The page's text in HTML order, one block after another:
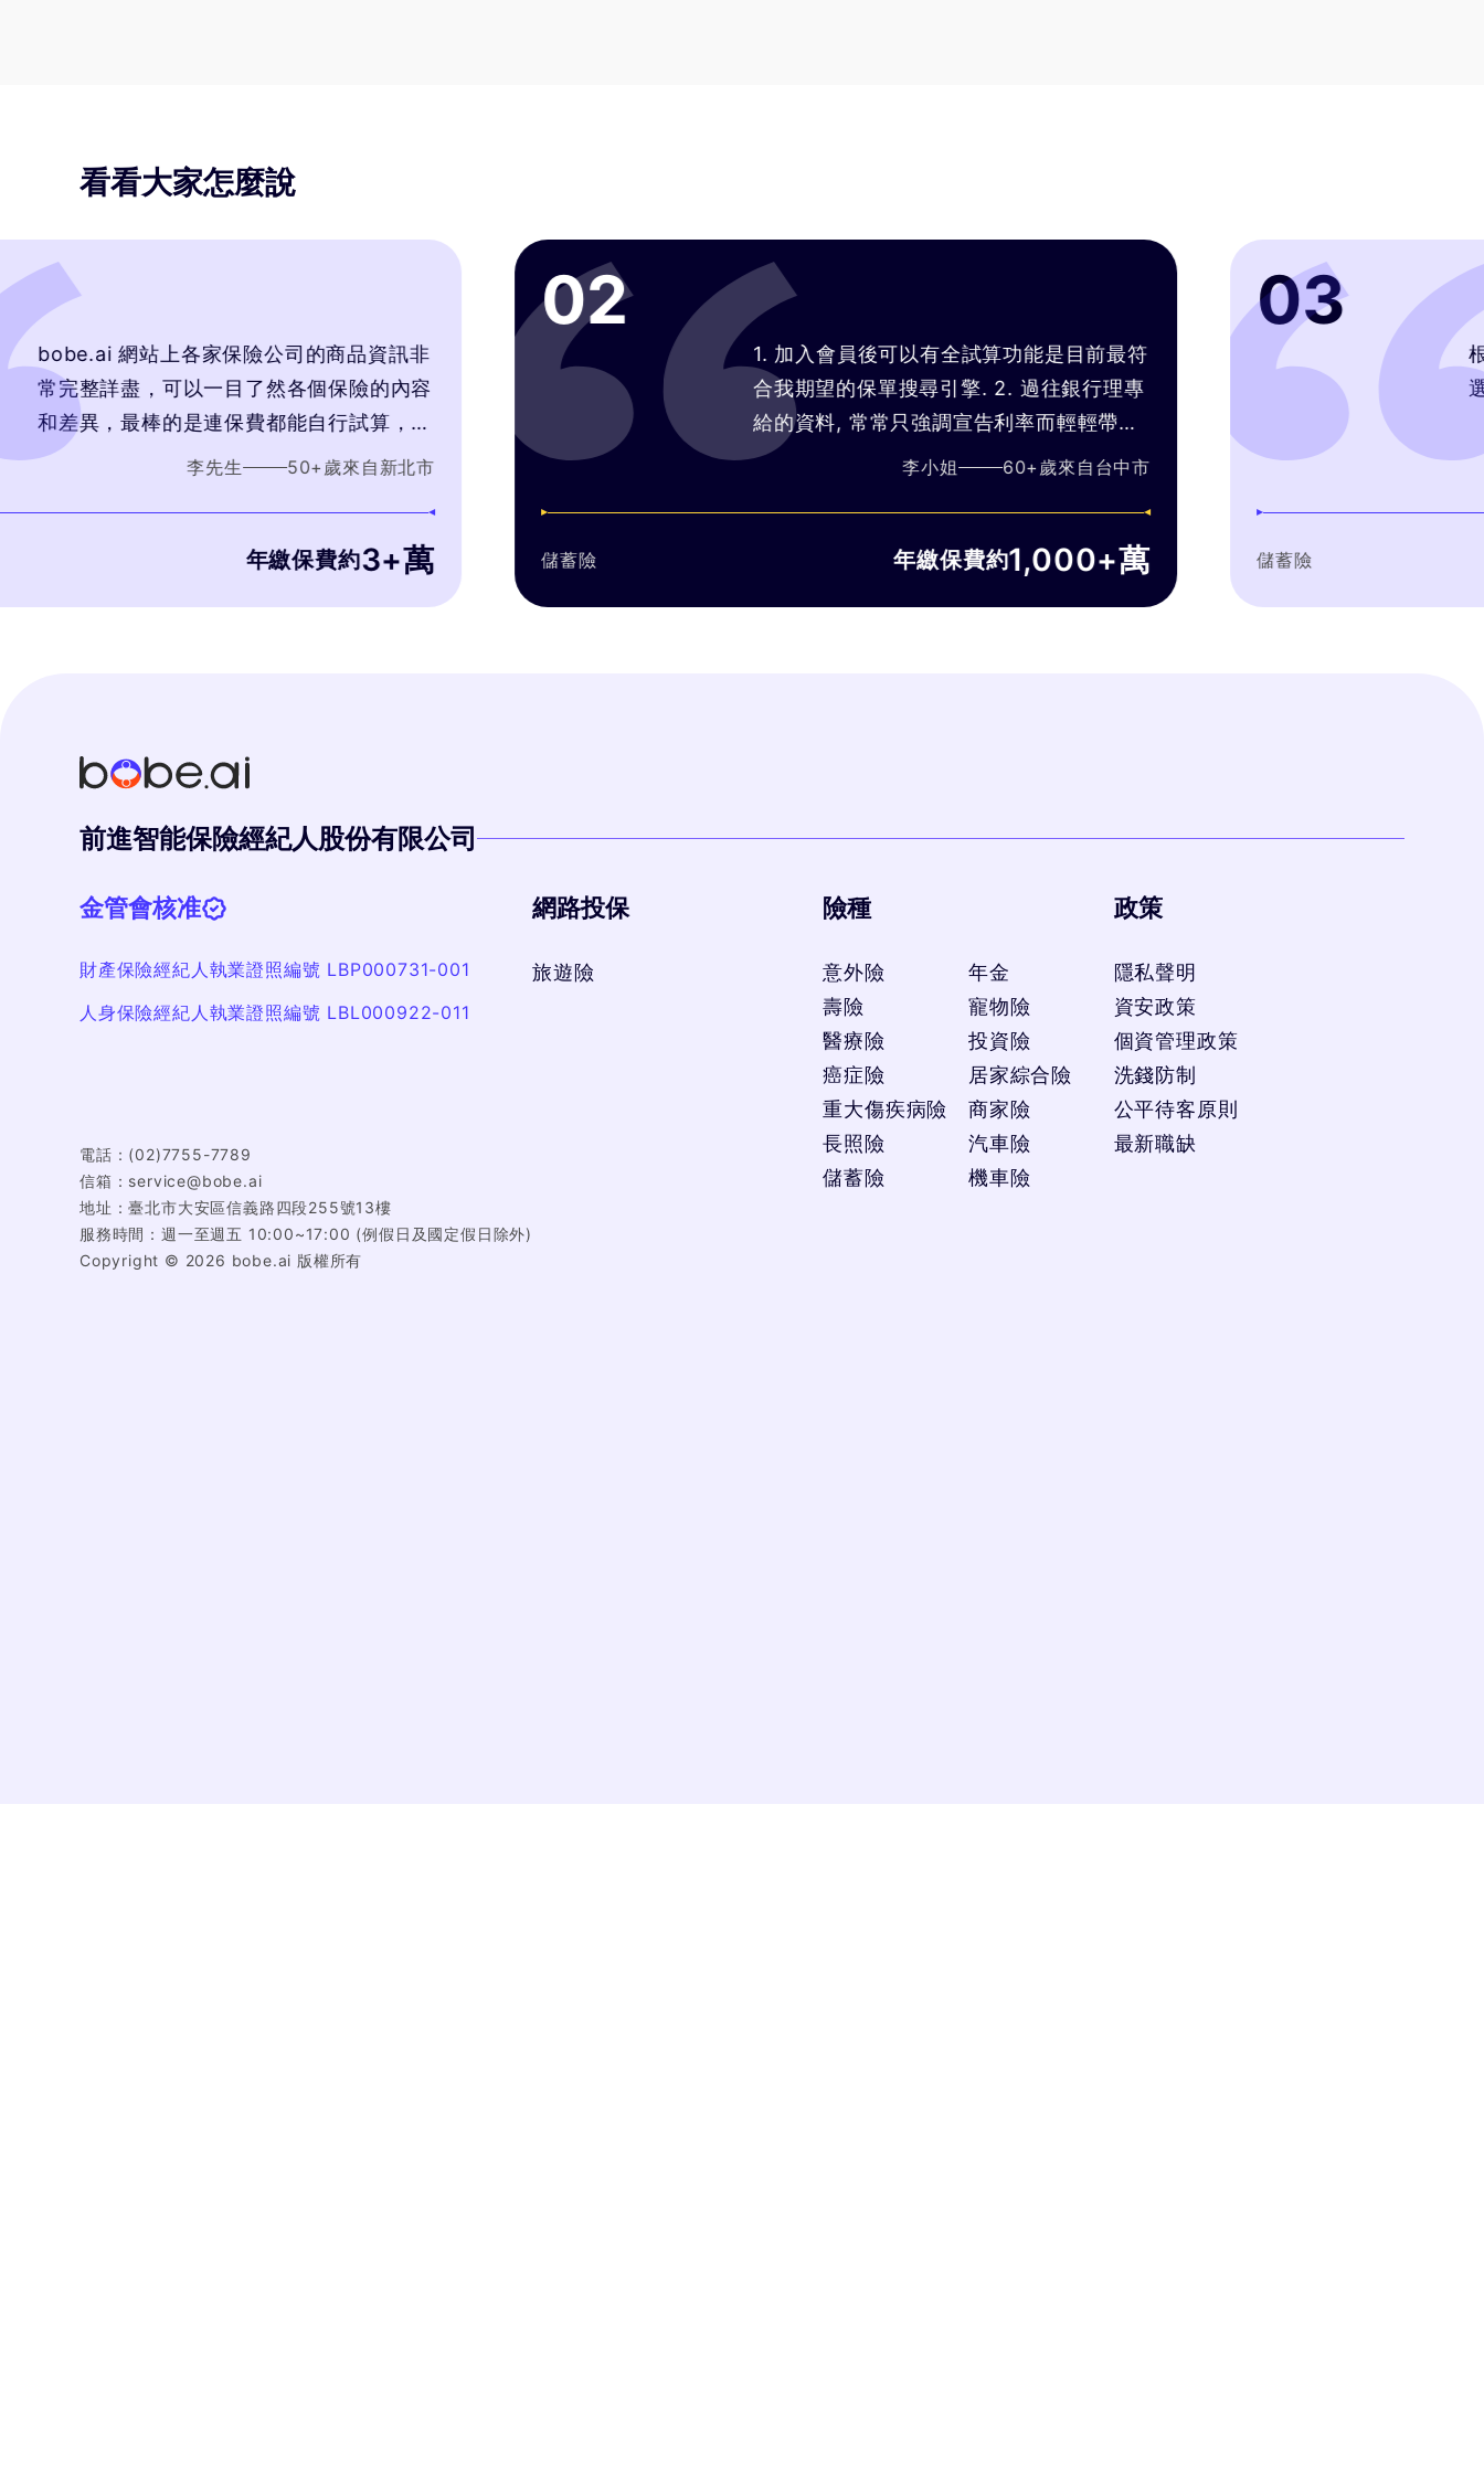
看看大家怎麼說
網站上各家保險公司的商品資訊非
盡，可以一目了然各個保險的內容
最棒的是連保費都能自行試算，公
顧問會針對我的需求推薦最符合我
50+歲來自新北市
年繳保費約3+萬
02
1. 加入會員後可以有全試算功能是目前最符
合我期望的保單搜尋引擎. 2. 過往銀行理專
給的資料, 常常只強調宣告利率而輕輕帶過
預定利率, 全靠推銷技術和人情壓力, 不是
字比較, 有疑問可以再跟顧問洽詢, 而bobe
60 +歲來自台中市
年繳保費約1,000+萬
03
根據客戶
選擇，專
前進智能保險經紀人股份有限公司
金管會核准
財產保險經紀人執業證照編號 LBP000731-001
人身保險經紀人執業證照編號 LBL000922-011
電話： (02)7755-7789
信箱： service@bobe.ai
地址：臺北市大安區信義路四段255號13樓
服務時間： 週一至週五 10:00~17:00 (例假日及國定假日除外)
Copyright © 2026 bobe.ai 版權所有
網路投保
旅遊險
險種
意外險
壽險
醫療險
癌症險
重大傷疾病險
長照險
儲蓄險
年金
寵物險
投資險
居家綜合險
商家險
汽車險
機車險
政策
隱私聲明
資安政策
個資管理政策
洗錢防制
公平待客原則
最新職缺